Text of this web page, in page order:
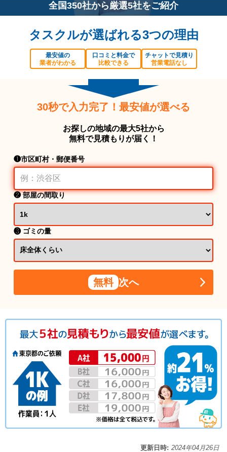
全国350社から厳選5社をご紹介
タスクルが選ばれる3つの理由
最安値の
業者がわかる
口コミと料金で
比較できる
チャットで見積り
営業電話なし
30秒で入力完了！最安値が選べる
お探しの地域の最大5社から
無料で見積もりが届く！
❶市区町村・郵便番号
❷ 部屋の間取り
❸ ゴミの量
無料 次へ
更新日時: 2024年04月26日